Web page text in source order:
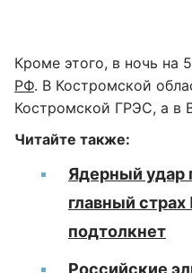
Кроме этого, в ночь на
РФ. В Костромской
Костромской ГРЭС, а в
Читайте также:
Ядерный удар
главный
подтолкнет
Российские